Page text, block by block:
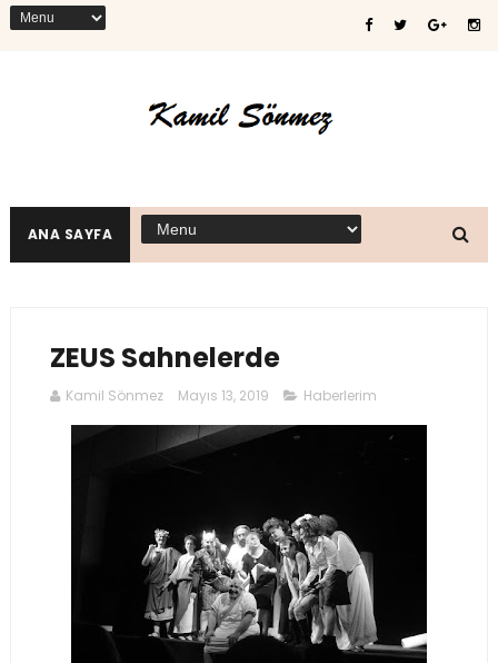
ANA SAYFA
ZEUS Sahnelerde
Kamil Sönmez Mayıs 13, 2019 Haberlerim